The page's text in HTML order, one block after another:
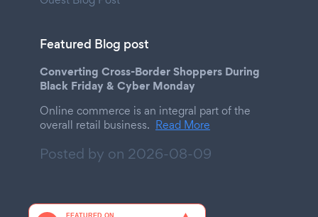
Featured Blog post
Converting Cross-Border Shoppers During
Black Friday & Cyber Monday
Online commerce is an integral part of the
overall retail business. Read More
Posted by on 2026-08-09